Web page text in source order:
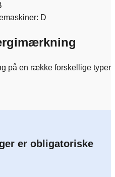
D
på en række forskellige typer
er obligatoriske